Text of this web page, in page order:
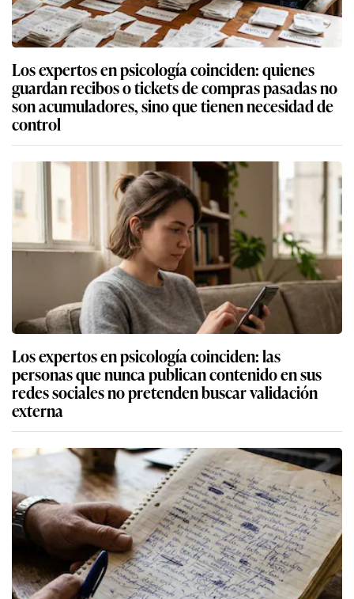
Los expertos en psicología coinciden: quienes
guardan recibos o tickets de compras pasadas no
son acumuladores, sino que tienen necesidad de
control
Los expertos en psicología coinciden: las
personas que nunca publican contenido en sus
redes sociales no pretenden buscar validación
externa